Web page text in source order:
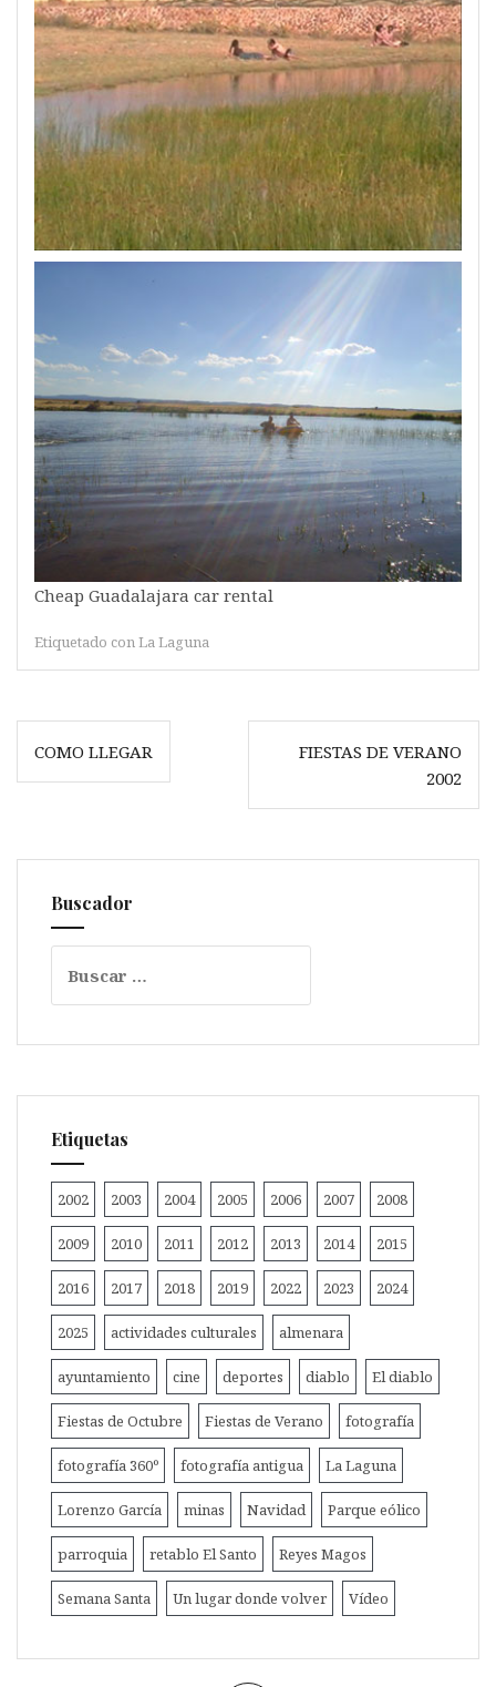
Cheap Guadalajara car rental
Etiquetado conLa Laguna
Navegación
de
entradas
COMO LLEGAR
FIESTAS DE VERANO
2002
Buscador
Etiquetas
2002 2003 2004 2005 2006 2007 2008
2009 2010 2011 2012 2013 2014 2015
2016 2017 2018 2019 2022 2023 2024
2025 actividades culturales almenara
ayuntamiento cine deportes diablo El diablo
Fiestas de Octubre Fiestas de Verano fotografía
fotografía 360º fotografía antigua La Laguna
Lorenzo García minas Navidad Parque eólico
parroquia retablo El Santo Reyes Magos
Semana Santa Un lugar donde volver Vídeo